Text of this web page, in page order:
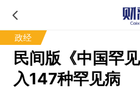
政经
民间版《中国罕
入147种罕见病